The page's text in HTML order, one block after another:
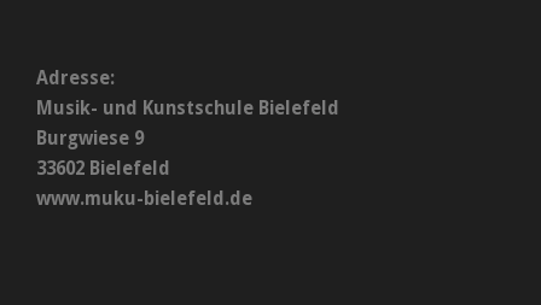
Adresse:
Musik- und Kunstschule Bielefeld
Burgwiese 9
33602 Bielefeld
www.muku-bielefeld.de